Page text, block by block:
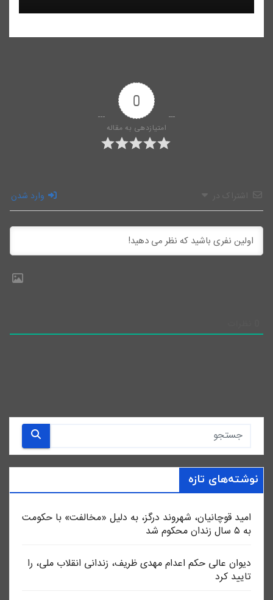
0
امتیازدهی به مقاله
اشتراک در وارد شدن
نوشته‌های تازه
امید قوچانیان، شهروند درگز، به دلیل «مخالفت» با حکومت
به ۵ سال زندان محکوم شد
دیوان عالی حکم اعدام مهدی ظریف، زندانی انقلاب ملی، را
تایید کرد